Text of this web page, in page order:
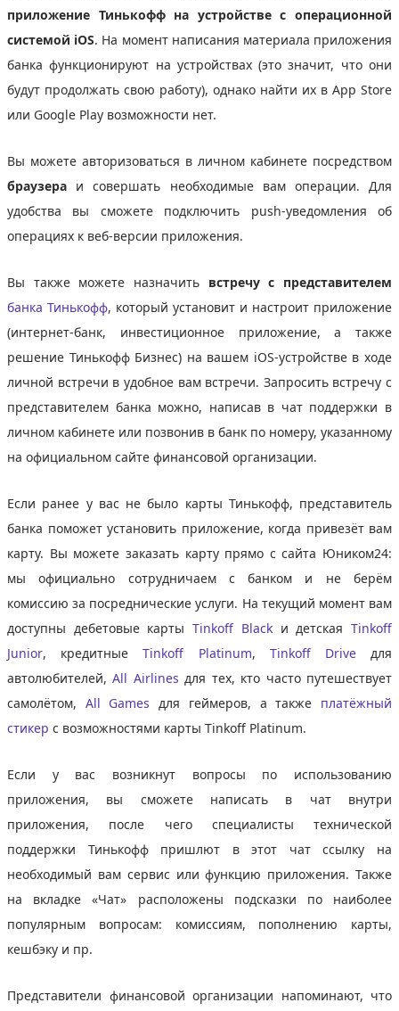
приложение Тинькофф на устройстве с операционной
системой iOS. На момент написания материала приложения
банка функционируют на устройствах (это значит, что они
будут продолжать свою работу), однако найти их в App Store
или Google Play возможности нет.
Вы можете авторизоваться в личном кабинете посредством
браузера и совершать необходимые вам операции. Для
удобства вы сможете подключить push-уведомления об
операциях к веб-версии приложения.
Вы также можете назначить встречу с представителем
банка Тинькофф, который установит и настроит приложение
(интернет-банк, инвестиционное приложение, а также
решение Тинькофф Бизнес) на вашем iOS-устройстве в ходе
личной встречи в удобное вам встречи. Запросить встречу с
представителем банка можно, написав в чат поддержки в
личном кабинете или позвонив в банк по номеру, указанному
на официальном сайте финансовой организации.
Если ранее у вас не было карты Тинькофф, представитель
банка поможет установить приложение, когда привезёт вам
карту. Вы можете заказать карту прямо с сайта Юником24:
мы официально сотрудничаем с банком и не берём
комиссию за посреднические услуги. На текущий момент вам
доступны дебетовые картыTinkoff Blackи детскаяTinkoff
Junior, кредитныеTinkoff Platinum, Tinkoff Driveдля
автолюбителей,All Airlines для тех, кто часто путешествует
самолётом, All Games для геймеров, а также платёжный
стикер с возможностями карты Tinkoff Platinum.
Если у вас возникнут вопросы по использованию
приложения, вы сможете написать в чат внутри
приложения, после чего специалисты технической
поддержки Тинькофф пришлют в этот чат ссылку на
необходимый вам сервис или функцию приложения. Также
на вкладке «Чат» расположены подсказки по наиболее
популярным вопросам: комиссиям, пополнению карты,
кешбэку и пр.
Представители финансовой организации напоминают, что